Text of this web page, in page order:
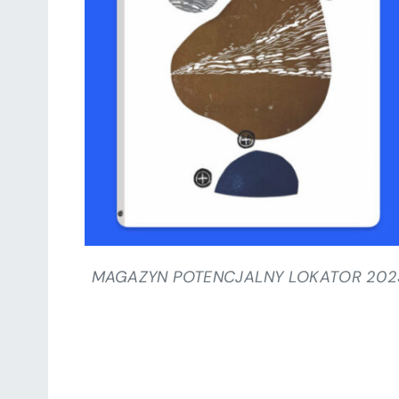
SZCZEGÓŁY
MAGAZYN POTENCJALNY LOKATOR